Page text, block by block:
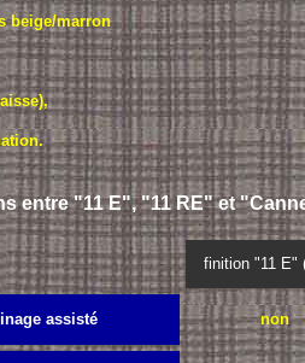
beige/marron
entre "11 E", "11 RE" et
finition "11 E"
assisté non